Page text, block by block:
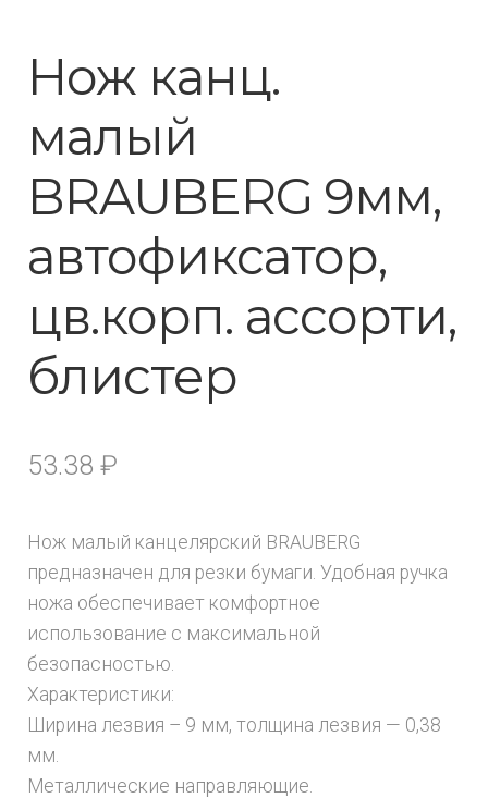
Нож канц.
малый
BRAUBERG 9мм,
автофиксатор,
цв.корп. ассорти,
блистер
53.38 ₽
Нож малый канцелярский BRAUBERG
предназначен для резки бумаги. Удобная ручка
ножа обеспечивает комфортное
использование с максимальной
безопасностью.
Характеристики:
Ширина лезвия – 9 мм, толщина лезвия — 0,38
мм.
Металлические направляющие.